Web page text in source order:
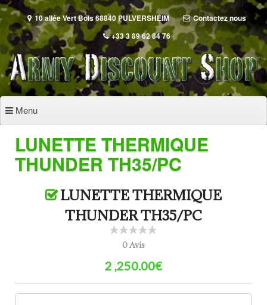
Aller
au
contenu
principal
10 allée Vert Bois 68840 PULVERSHEIM
Contactez nous
+33 3 89 62 84 76
Menu
LUNETTE THERMIQUE
THUNDER TH35/PC
LUNETTE THERMIQUE
THUNDER TH35/PC
0 Avis
2 ,250.00€